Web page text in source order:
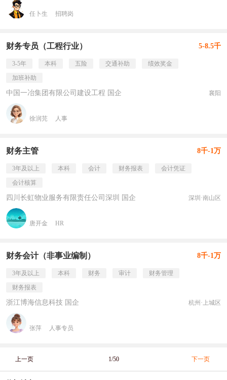
任卜生 招聘岗
财务专员（工程行业） 5-8.5千
3-5年 本科 五险 交通补助
绩效奖金
加班补助
中国一冶集团有限公司建设工程 国企 襄阳
徐润芫 人事
财务主管 8千-1万
3年及以上 本科 会计 财务报表
会计凭证
会计核算
四川长虹物业服务有限责任公司深圳 国企 深圳·南山区
唐开金 HR
财务会计（非事业编制） 8千-1万
3年及以上 本科 财务 审计
财务管理
财务报表
浙江博海信息科技 国企 杭州·上城区
张萍 人事专员
上一页 1/50 下一页